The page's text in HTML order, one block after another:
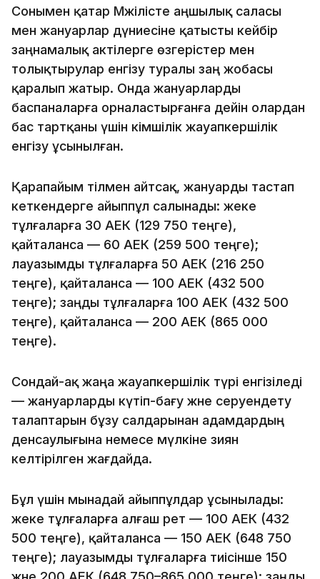
Сонымен қатар Мәжілісте аңшылық саласы
мен жануарлар дүниесіне қатысты кейбір
заңнамалық актілерге өзгерістер мен
толықтырулар енгізу туралы заң жобасы
қаралып жатыр. Онда жануарларды
баспаналарға орналастырғанға дейін олардан
бас тартқаны үшін әкімшілік жауапкершілік
енгізу ұсынылған.
Қарапайым тілмен айтсақ, жануарды тастап
кеткендерге айыппұл салынады: жеке
тұлғаларға 30 АЕК (129 750 теңге),
қайталанса — 60 АЕК (259 500 теңге);
лауазымды тұлғаларға 50 АЕК (216 250
теңге), қайталанса — 100 АЕК (432 500
теңге); заңды тұлғаларға 100 АЕК (432 500
теңге), қайталанса — 200 АЕК (865 000
теңге).
Сондай-ақ жаңа жауапкершілік түрі енгізіледі
— жануарларды күтіп-бағу және серуендету
талаптарын бұзу салдарынан адамдардың
денсаулығына немесе мүлкіне зиян
келтірілген жағдайда.
Бұл үшін мынадай айыппұлдар ұсынылады:
жеке тұлғаларға алғаш рет — 100 АЕК (432
500 теңге), қайталанса — 150 АЕК (648 750
теңге); лауазымды тұлғаларға тиісінше 150